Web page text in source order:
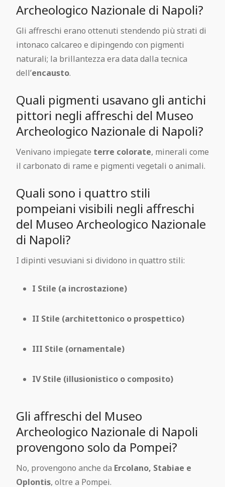
Archeologico Nazionale di Napoli?
Gli affreschi erano ottenuti stendendo più strati di
intonaco calcareo e dipingendo con pigmenti
naturali; la brillantezza era data dalla tecnica
dell’encausto.
Quali pigmenti usavano gli antichi
pittori negli affreschi del Museo
Archeologico Nazionale di Napoli?
Venivano impiegate terre colorate, minerali come
il carbonato di rame e pigmenti vegetali o animali.
Quali sono i quattro stili
pompeiani visibili negli affreschi
del Museo Archeologico Nazionale
di Napoli?
I dipinti vesuviani si dividono in quattro stili:
I Stile (a incrostazione)
II Stile (architettonico o prospettico)
III Stile (ornamentale)
IV Stile (illusionistico o composito)
Gli affreschi del Museo
Archeologico Nazionale di Napoli
provengono solo da Pompei?
No, provengono anche da Ercolano, Stabiae e
Oplontis, oltre a Pompei.